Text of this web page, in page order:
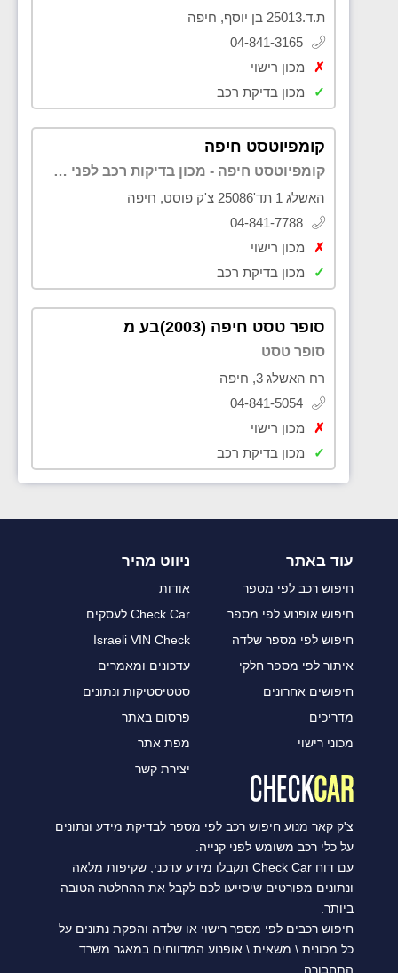
ת.ד.25013 בן יוסף, חיפה
04-841-3165
✗
מכון רישוי
✓
מכון בדיקת רכב
קומפיוטסט חיפה
קומפיוטסט חיפה - מכון בדיקות רכב לפני קנייה
האשלג 1 תד'25086 צ'ק פוסט, חיפה
04-841-7788
✗
מכון רישוי
✓
מכון בדיקת רכב
סופר טסט חיפה (2003)בע מ
סופר טסט
רח האשלג 3, חיפה
04-841-5054
✗
מכון רישוי
✓
מכון בדיקת רכב
עוד באתר
חיפוש רכב לפי מספר
חיפוש אופנוע לפי מספר
חיפוש לפי מספר שלדה
איתור לפי מספר חלקי
חיפושים אחרונים
מדריכים
מכוני רישוי
ניווט מהיר
אודות
Check Car לעסקים
Israeli VIN Check
עדכונים ומאמרים
סטטיסטיקות ונתונים
פרסום באתר
מפת אתר
יצירת קשר
צ'ק קאר מנוע חיפוש רכב לפי מספר לבדיקת מידע ונתונים
על כלי רכב משומש לפני קנייה.
עם דוח Check Car תקבלו מידע עדכני, שקיפות מלאה
ונתונים מפורטים שיסייעו לכם לקבל את ההחלטה הטובה
ביותר.
חיפוש רכבים לפי מספר רישוי או שלדה והפקת נתונים על
כל מכונית \ משאית \ אופנוע המדווחים במאגר משרד
התחבורה.